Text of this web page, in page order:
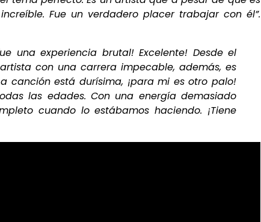
Fue un verdadero placer trabajar con él”.
una experiencia brutal! Excelente! Desde el
con una carrera impecable, además, es
canción está durísima, ¡para mi es otro palo!
las edades. Con una energía demasiado
cuando lo estábamos haciendo. ¡Tiene